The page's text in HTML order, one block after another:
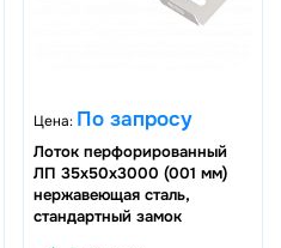
Цена: По запросу
Лоток перфорированный
ЛП 35х50х3000 (001 мм)
нержавеющая сталь,
стандартный замок